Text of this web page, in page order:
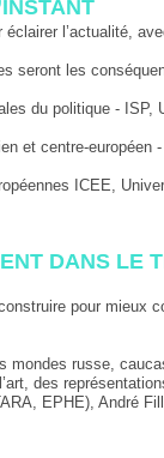
l’actualité,
seront les
du politique - ISP,
et centre-européen
ICEE,
DANS LE
pour mieux
mondes russe,
des
EPHE), André